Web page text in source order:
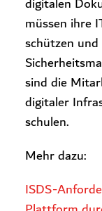
müssen ihre
schützen
sind die
digitaler
schulen.
Mehr dazu:
ISDS-